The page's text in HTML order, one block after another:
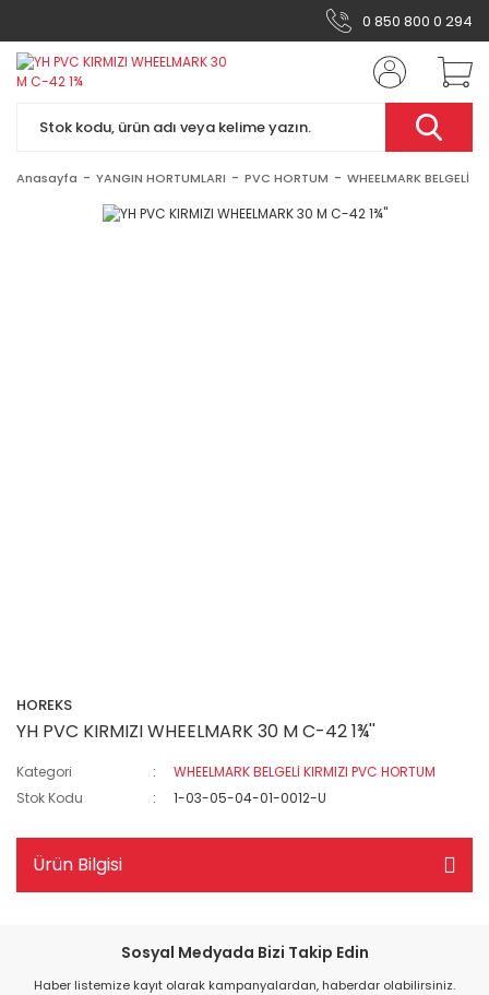
0 850 800 0 294
Anasayfa YANGIN HORTUMLARI PVC HORTUM WHEELMARK BELGELİ
HOREKS
YH PVC KIRMIZI WHEELMARK 30 M C-42 1¾''
Kategori
WHEELMARK BELGELİ KIRMIZI PVC HORTUM
Stok Kodu
1-03-05-04-01-0012-U
Ürün Bilgisi
Sosyal Medyada Bizi Takip Edin
Haber listemize kayıt olarak kampanyalardan, haberdar olabilirsiniz.